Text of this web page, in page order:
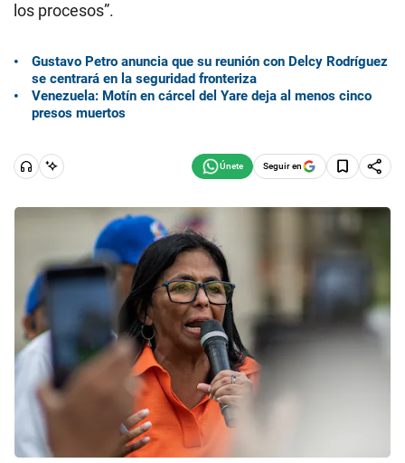
los procesos”.
Gustavo Petro anuncia que su reunión con Delcy Rodríguez
se centrará en la seguridad fronteriza
Venezuela: Motín en cárcel del Yare deja al menos cinco
presos muertos
Seguir en